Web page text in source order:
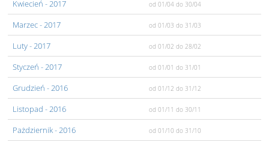
Kwiecień - 2017 od 01/04 do 30/04
Marzec- 2017 od 01/03 do 31/03
Luty- 2017 od 01/02 do 28/02
Styczeń - 2017 od 01/01 do 31/01
Grudzień - 2016 od 01/12 do 31/12
Listopad - 2016 od 01/11 do 30/11
Pażdziernik- 2016 od 01/10 do 31/10